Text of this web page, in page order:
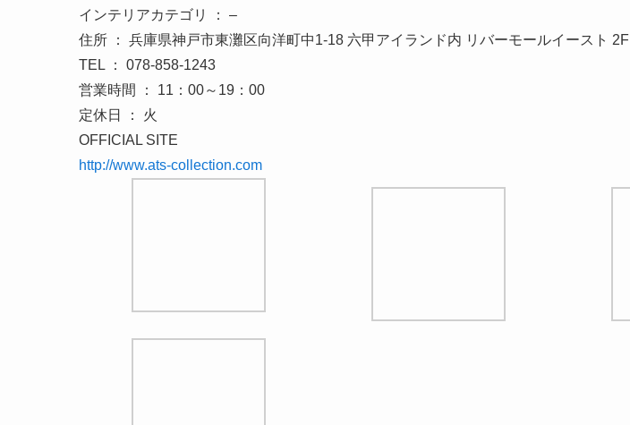
インテリアカテゴリ ： –
住所 ： 兵庫県神戸市東灘区向洋町中1-18 六甲アイランド内 リバーモールイースト 2F
TEL ： 078-858-1243
営業時間 ： 11：00～19：00
定休日 ： 火
OFFICIAL SITE
http://www.ats-collection.com